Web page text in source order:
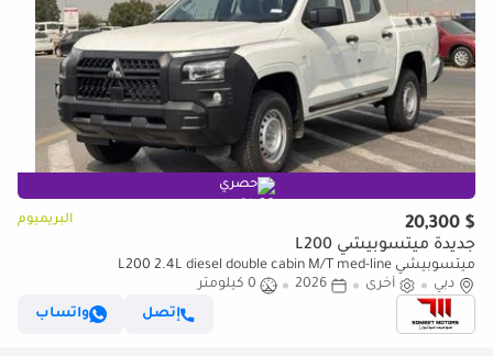
حصري
$ 20,300 البريميوم
جديدة ميتسوبيشي L200
ميتسوبيشي L200 2.4L diesel double cabin M/T med-line
دبي
أخرى 2026
0 كيلومتر
إتصل
واتساب